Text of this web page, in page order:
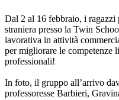
Dal 2 al 16 febbraio, i ragazzi
straniera presso la Twin
lavorativa in attività
per migliorare le competenze
professionali!
In foto, il gruppo all’arrivo
professoresse Barbieri,